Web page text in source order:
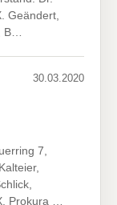
Geändert,
B…
30.03.2020
7,
Prokura …